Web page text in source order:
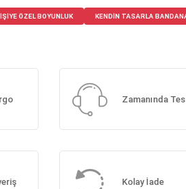
ÖZEL BOYUNLUK KENDIN TASARLA
Zamanında
Kolay İade